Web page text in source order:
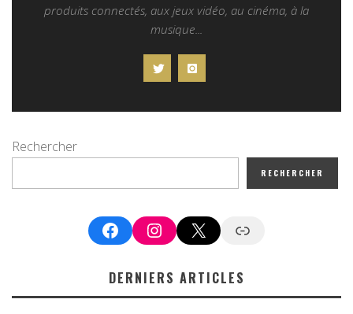
produits connectés, aux jeux vidéo, au cinéma, à la
musique...
Rechercher
RECHERCHER
FacebookInstagram
X Google News
DERNIERS ARTICLES